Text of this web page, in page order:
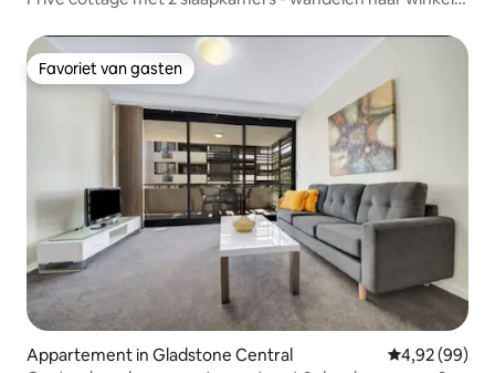
Favoriet van gasten
Favoriet van gasten
Appartement in Gladstone Central Gemiddelde
4,92 (99)